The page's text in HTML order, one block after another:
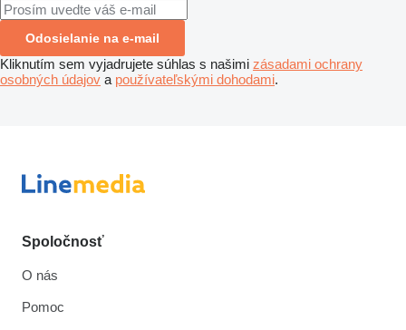
Odosielanie na e-mail
Kliknutím sem vyjadrujete súhlas s našimi zásadami ochrany
osobných údajov a používateľskými dohodami.
Spoločnosť
O nás
Pomoc